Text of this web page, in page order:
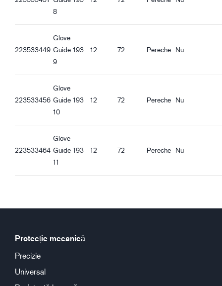
Caracteristici calitate
Compatibil REACH
Caracteristici ergonomice
La potrivire
Încheietură de siguranță
Elastic la încheietura mâinii
Guide 193_it-IT_Productsheet.pdf
Guide 193_ro-RO_Productsheet.pdf
Guide 193_hu-HU_Productsheet.pdf
Guide 193_et-EE_Productsheet.pdf
8
223533449
Glove
Guide 193
9
12 72 Pereche Nu
223533456
Glove
Guide 193
10
12 72 Pereche Nu
223533464
Glove
Guide 193
11
12 72 Pereche Nu
Protecție mecanică
Precizie
Universal